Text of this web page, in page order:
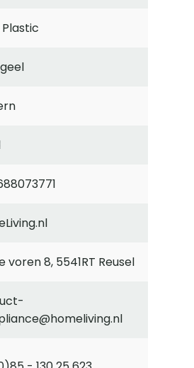
Plastic
voren 8, 5541RT Reusel